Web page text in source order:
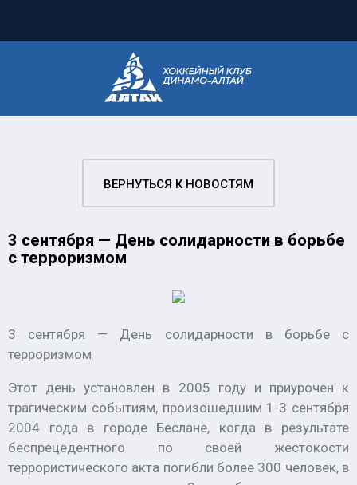
ВЕРНУТЬСЯ К НОВОСТЯМ
3 сентября — День солидарности в борьбе
с терроризмом
3 сентября — День солидарности в борьбе с
терроризмом
Этот день установлен в 2005 году и приурочен к
трагическим событиям, произошедшим 1-3 сентября
2004 года в городе Беслане, когда в результате
беспрецедентного по своей жестокости
террористического акта погибли более 300 человек, в